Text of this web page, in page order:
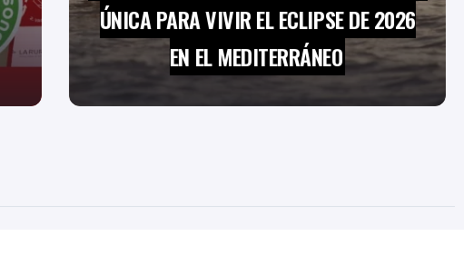
ÚNICA PARA VIVIR EL ECLIPSE DE 2026
EN EL MEDITERRÁNEO